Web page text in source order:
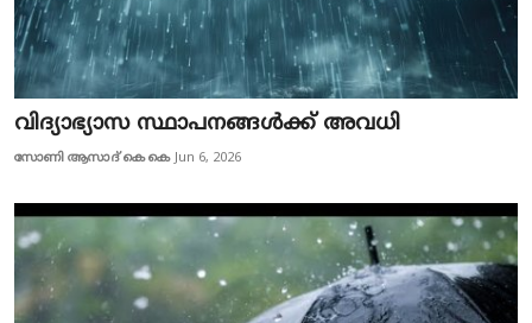
വിദ്യാഭ്യാസ സ്ഥാപനങ്ങൾക്ക് അവധി
സോണി ആസാദ് കെ കെ Jun 6, 2026